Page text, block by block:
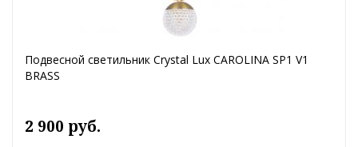
Подвесной светильник Crystal Lux CAROLINA SP1 V1
BRASS
2 900 руб.